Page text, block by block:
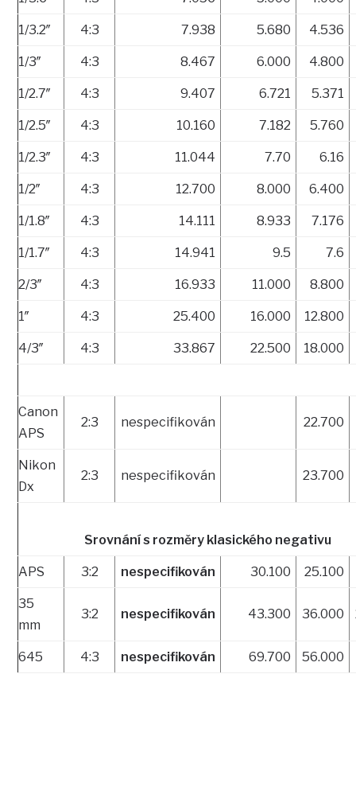
1/3.2″ 4:3 7.938 5.680 4.536
1/3″ 4:3 8.467 6.000 4.800
1/2.7″ 4:3 9.407 6.721 5.371
1/2.5″ 4:3 10.160 7.182 5.760
1/2.3″ 4:3 11.044 7.70 6.16
1/2″ 4:3 12.700 8.000 6.400
1/1.8″ 4:3 14.111 8.933 7.176
1/1.7″ 4:3 14.941 9.5 7.6
2/3″ 4:3 16.933 11.000 8.800
1″ 4:3 25.400 16.000 12.800
4/3″ 4:3 33.867 22.500 18.000
Canon
APS
2:3 nespecifikován 22.700
Nikon
Dx
2:3 nespecifikován 23.700
Srovnání s rozměry klasického negativu
APS 3:2 nespecifikován 30.100 25.100
35
mm
3:2 nespecifikován 43.300 36.000
645 4:3 nespecifikován 69.700 56.000